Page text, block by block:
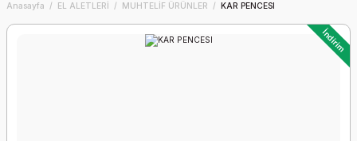
Anasayfa EL ALETLERİ MUHTELİF ÜRÜNLER KAR PENCESI
İndirim